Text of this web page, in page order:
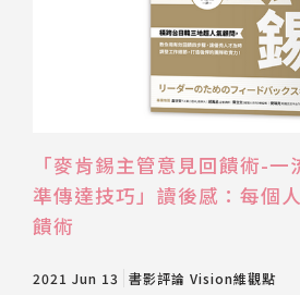
「麥肯錫主管意見回饋術-
準傳達技巧」讀後感：每個
饋術
2021 Jun 13 書影評論 Vision維觀點